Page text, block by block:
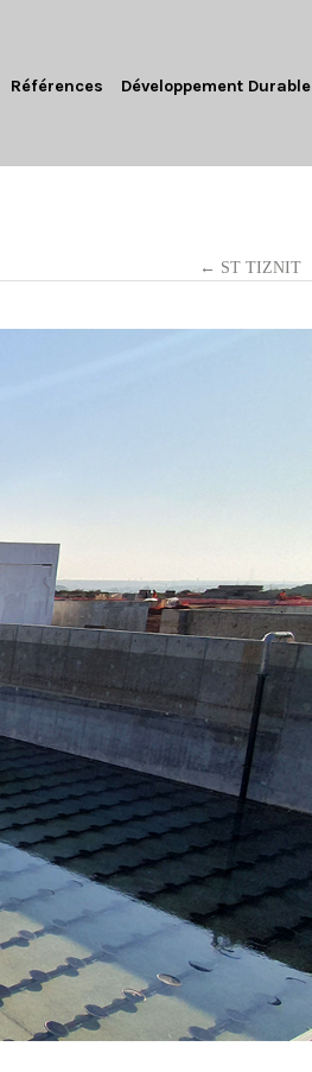
Références Développement Durable
← ST TIZNIT